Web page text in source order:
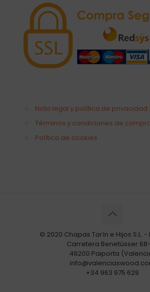
Nota legal y política de privacidad
Términos y condiciones de
Política de cookies
© 2020 Chapas Tarín e Hijos S.L. -
Carretera Benetússer
46200 Paiporta
+34 963 975 629